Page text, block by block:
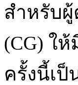
สำหรับ
(CG) ใ
ครั้งนี้เป็